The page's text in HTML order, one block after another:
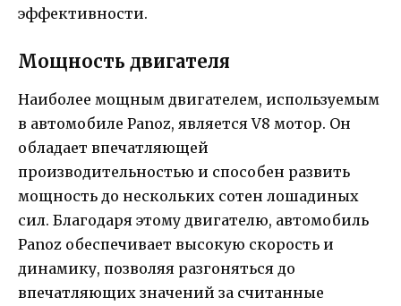
эффективности.
Мощность двигателя
Наиболее мощным двигателем, используемым
в автомобиле Panoz, является V8 мотор. Он
обладает впечатляющей
производительностью и способен развить
мощность до нескольких сотен лошадиных
сил. Благодаря этому двигателю, автомобиль
Panoz обеспечивает высокую скорость и
динамику, позволяя разгоняться до
впечатляющих значений за считанные